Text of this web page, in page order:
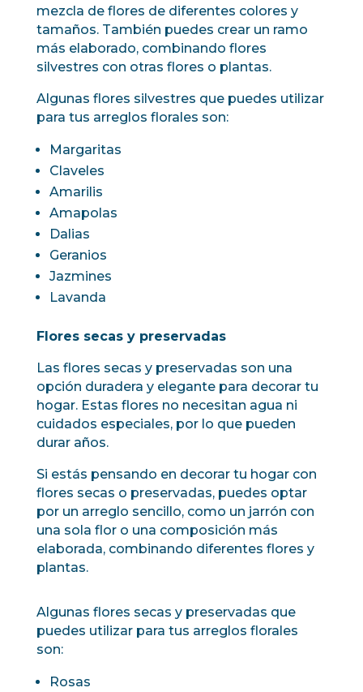
mezcla de flores de diferentes colores y
tamaños. También puedes crear un ramo
más elaborado, combinando flores
silvestres con otras flores o plantas.
Algunas flores silvestres que puedes utilizar
para tus arreglos florales son:
Margaritas
Claveles
Amarilis
Amapolas
Dalias
Geranios
Jazmines
Lavanda
Flores secas y preservadas
Las flores secas y preservadas son una
opción duradera y elegante para decorar tu
hogar. Estas flores no necesitan agua ni
cuidados especiales, por lo que pueden
durar años.
Si estás pensando en decorar tu hogar con
flores secas o preservadas, puedes optar
por un arreglo sencillo, como un jarrón con
una sola flor o una composición más
elaborada, combinando diferentes flores y
plantas.
Algunas flores secas y preservadas que
puedes utilizar para tus arreglos florales
son:
Rosas